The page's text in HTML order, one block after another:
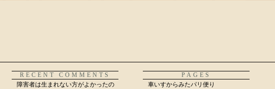
RECENT COMMENTS
障害者は生まれない方がよかったの
PAGES
車いすからみたパリ便り